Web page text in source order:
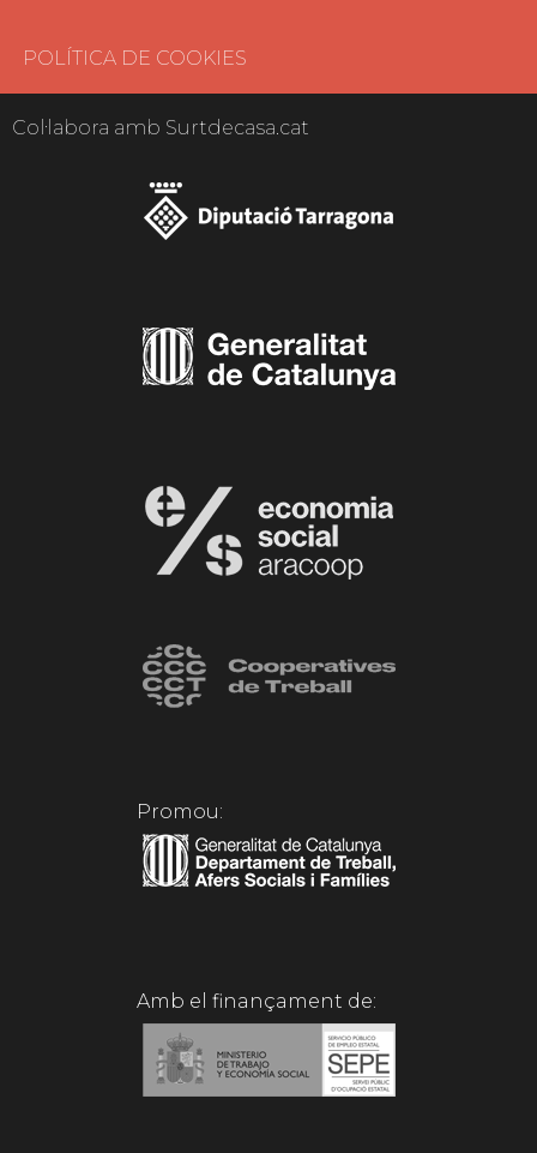
POLÍTICA DE COOKIES
Col·labora amb Surtdecasa.cat
Promou:
Amb el finançament de: